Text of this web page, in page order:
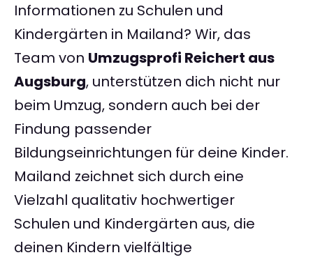
Informationen zu Schulen und
Kindergärten in Mailand? Wir, das
Team von Umzugsprofi Reichert aus
Augsburg, unterstützen dich nicht nur
beim Umzug, sondern auch bei der
Findung passender
Bildungseinrichtungen für deine Kinder.
Mailand zeichnet sich durch eine
Vielzahl qualitativ hochwertiger
Schulen und Kindergärten aus, die
deinen Kindern vielfältige